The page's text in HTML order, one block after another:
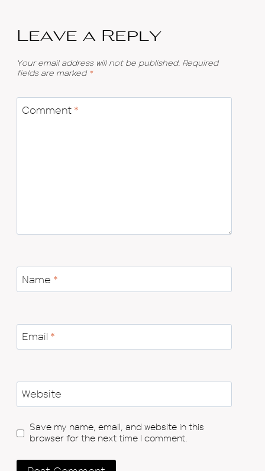
Leave a Reply
Your email address will not be published. Required
fields are marked *
Comment *
Name *
Email *
Website
Save my name, email, and website in this
browser for the next time I comment.